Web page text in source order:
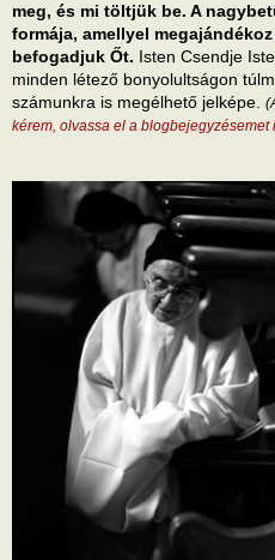
meg, és mi töltjük be. A
formája, amellyel
befogadjuk Őt. Isten Csendje
minden létező bonyolultságon
számunkra is megélhető jelképe.
kérem, olvassa el a blogbejegyzésemet